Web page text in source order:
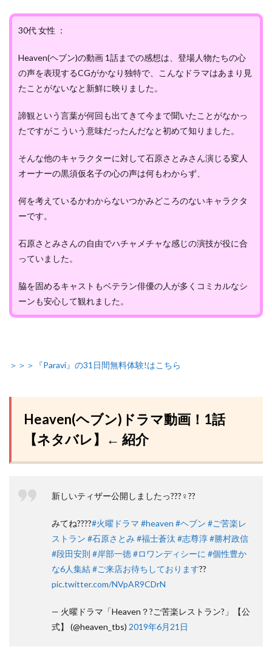
30代 女性 ：
Heaven(ヘブン)の動画 1話までの感想は、登場人物たちの心
の声を表現するCGがかなり独特で、こんなドラマはあまり見
たことがないなと新鮮に映りました。
諦観という言葉が何回も出てきて今まで聞いたことがなかっ
たですがこういう意味だったんだなと初めて知りました。
そんな他のキャラクターに対して石原さとみさん演じる変人
オーナーの黒須仮名子の心の声は何もわからず、
何を考えているかわからないつかみどころのないキャラクタ
ーです。
石原さとみさんの自由でハチャメチャな感じの演技が役に合
っていました。
脇を固めるキャストもベテラン俳優の人が多くコミカルなシ
ーンも安心して観れました。
＞＞＞『Paravi』の31日間無料体験!はこちら
Heaven(ヘブン)ドラマ動画！1話
【ネタバレ】← 紹介
新しいティザー公開しましたっ???♀??
みてね????#火曜ドラマ #heaven #ヘブン #ご苦楽レ
ストラン #石原さとみ #福士蒼汰 #志尊淳#勝村政信
#段田安則 #岸部一徳#ロワンディシーに #個性豊か
な6人集結#ご来店お待ちしております??
pic.twitter.com/NVpAR9CDrN
— 火曜ドラマ「Heaven？?ご苦楽レストラン?」【公
式】 (@heaven_tbs) 2019年6月21日